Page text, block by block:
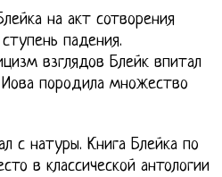
на акт сотворения
падения.
взглядов Блейк впитал
породила множество
с натуры. Книга Блейка по
в классической антологии